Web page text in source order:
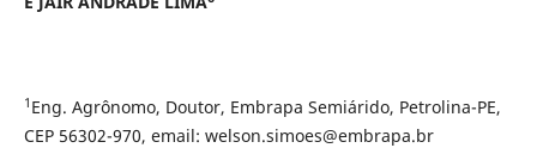
1 Eng. Agrônomo, Doutor, Embrapa Semiárido, Petrolina-PE,
CEP 56302-970, email: welson.simoes@embrapa.br